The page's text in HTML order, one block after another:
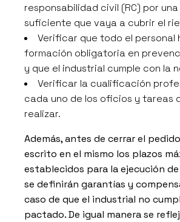
responsabilidad civil (RC) por
suficiente que vaya a cubrir el
Verificar que todo el personal
formación obligatoria en
y que el industrial cumple con la
Verificar la cualificación
cada uno de los oficios y tareas
realizar.
Además, antes de cerrar el
escrito en el mismo los plazos
establecidos para la ejecución
se definirán garantías y
caso de que el industrial no
pactado. De igual manera se